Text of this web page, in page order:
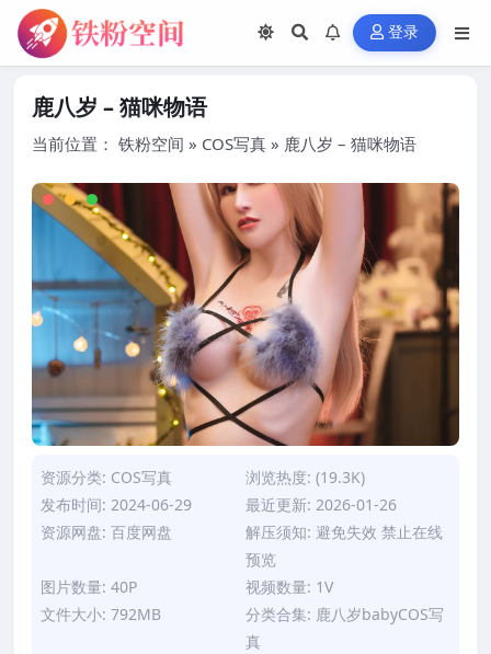
登录
鹿八岁 – 猫咪物语
当前位置： 铁粉空间 » COS写真 » 鹿八岁 – 猫咪物语
资源分类: COS写真
浏览热度: (19.3K)
发布时间: 2024-06-29
最近更新: 2026-01-26
资源网盘: 百度网盘
解压须知: 避免失效 禁止在线
预览
图片数量: 40P
视频数量: 1V
文件大小: 792MB
分类合集: 鹿八岁babyCOS写
真